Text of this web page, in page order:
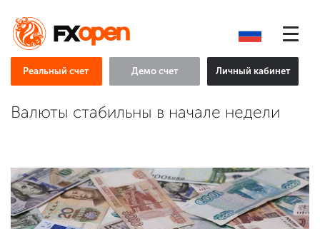
Реальный счет Демо счет Личный кабинет
Валюты стабильны в начале недели